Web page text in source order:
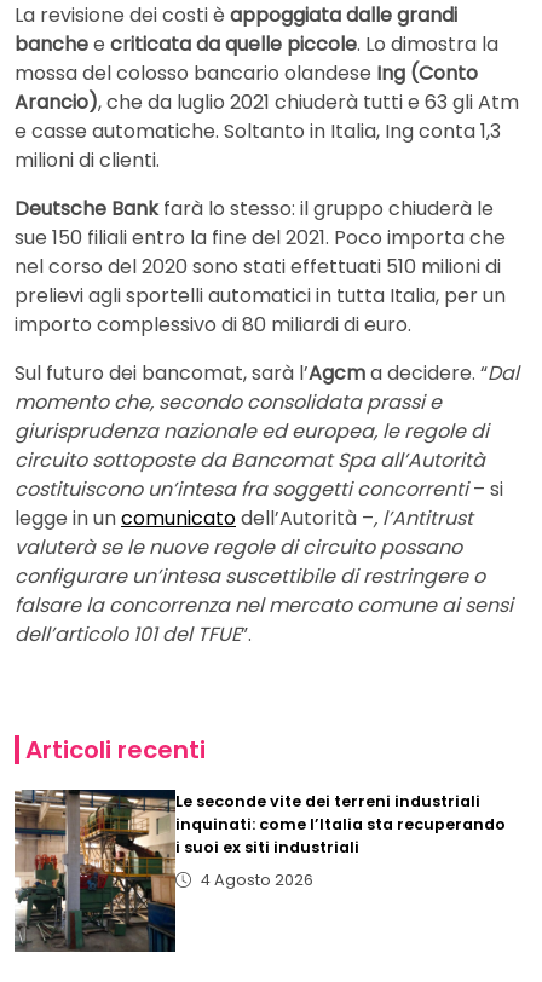
La revisione dei costi è appoggiata dalle grandi
banchee criticata da quelle piccole. Lo dimostra la
mossa del colosso bancario olandese Ing (Conto
Arancio), che da luglio 2021 chiuderà tutti e 63 gli Atm
e casse automatiche. Soltanto in Italia, Ing conta 1,3
milioni di clienti.
Deutsche Bankfarà lo stesso: il gruppo chiuderà le
sue 150 filiali entro la fine del 2021. Poco importa che
nel corso del 2020 sono stati effettuati 510 milioni di
prelievi agli sportelli automatici in tutta Italia, per un
importo complessivo di 80 miliardi di euro.
Sul futuro dei bancomat, sarà l’Agcma decidere. “Dal
momento che, secondo consolidata prassi e
giurisprudenza nazionale ed europea, le regole di
circuito sottoposte da Bancomat Spa all’Autorità
costituiscono un’intesa fra soggetti concorrenti– si
legge in uncomunicatodell’Autorità –, l’Antitrust
valuterà se le nuove regole di circuito possano
configurare un’intesa suscettibile di restringere o
falsare la concorrenza nel mercato comune ai sensi
dell’articolo 101 del TFUE”.
Articoli recenti
Le seconde vite dei terreni industriali
inquinati: come l’Italia sta recuperando
i suoi ex siti industriali
4 Agosto 2026